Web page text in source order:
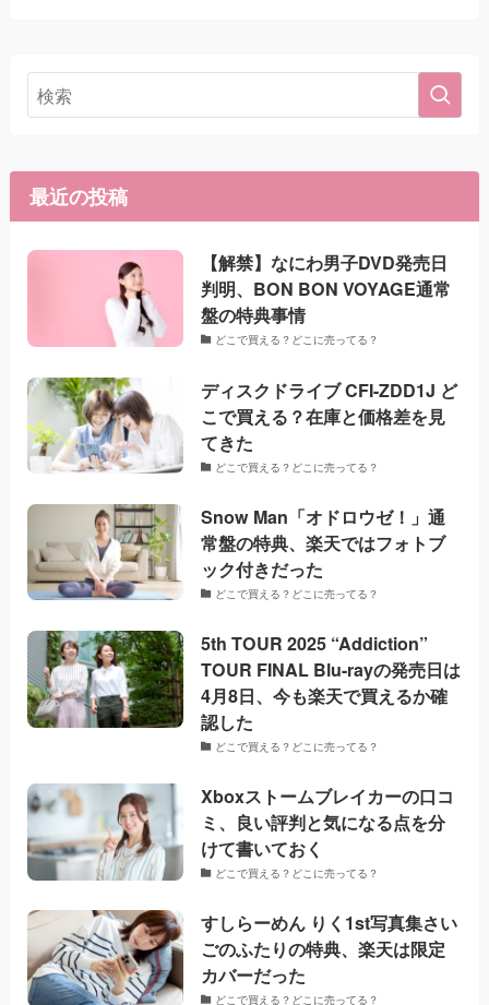
最近の投稿
【解禁】なにわ男子DVD発売日
判明、BON BON VOYAGE通常
盤の特典事情
どこで買える？どこに売ってる？
ディスクドライブ CFI-ZDD1J ど
こで買える？在庫と価格差を見
てきた
どこで買える？どこに売ってる？
Snow Man「オドロウゼ！」通
常盤の特典、楽天ではフォトブ
ック付きだった
どこで買える？どこに売ってる？
5th TOUR 2025 “Addiction”
TOUR FINAL Blu-rayの発売日は
4月8日、今も楽天で買えるか確
認した
どこで買える？どこに売ってる？
Xboxストームブレイカーの口コ
ミ、良い評判と気になる点を分
けて書いておく
どこで買える？どこに売ってる？
すしらーめん りく1st写真集さい
ごのふたりの特典、楽天は限定
カバーだった
どこで買える？どこに売ってる？